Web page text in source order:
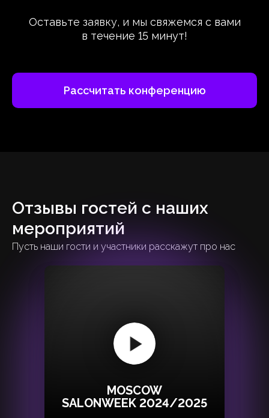
Оставьте заявку, и мы свяжемся с вами
в течение 15 минут!
Рассчитать конференцию
Отзывы гостей с наших
мероприятий
Пусть наши гости и участники расскажут про нас
MOSCOW
SALONWEEK 2024/2025